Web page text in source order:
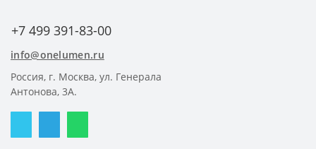
+7 499 391-83-00
info@onelumen.ru
Россия, г. Москва, ул. Генерала
Антонова, 3А.